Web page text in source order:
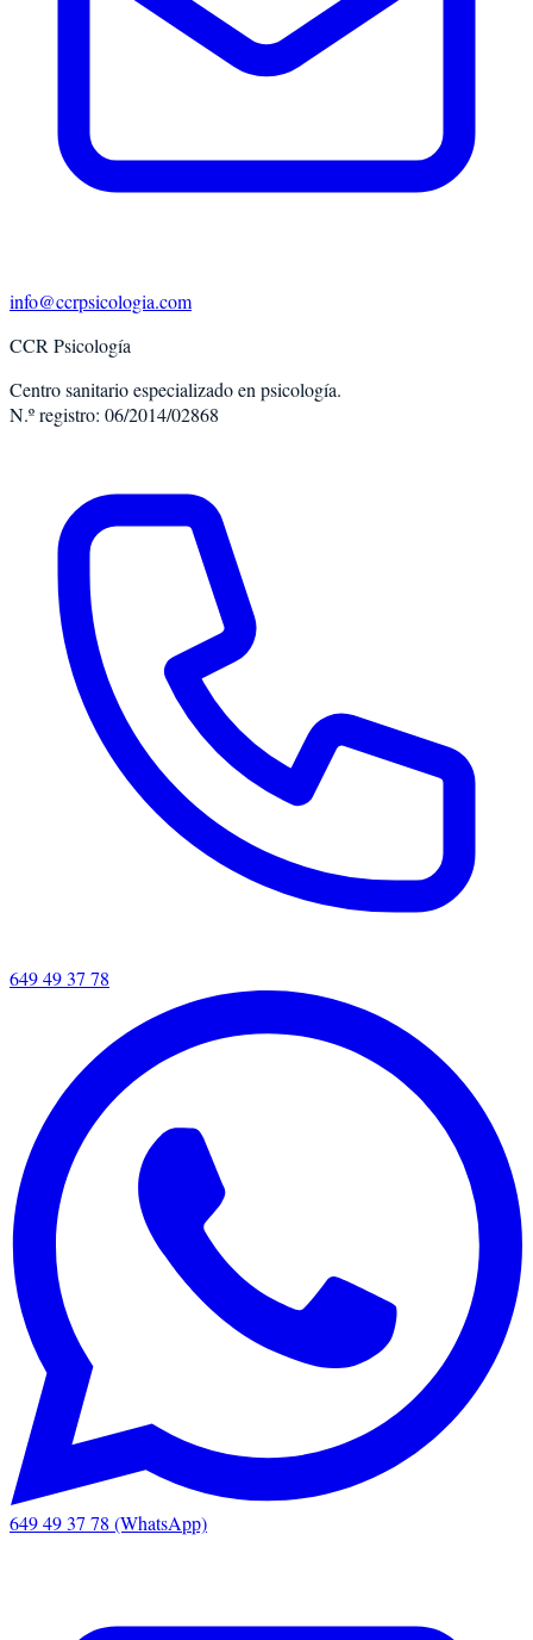
info@ccrpsicologia.com
CCR Psicología
Centro sanitario especializado en psicología.
N.º registro: 06/2014/02868
649 49 37 78
649 49 37 78 (WhatsApp)